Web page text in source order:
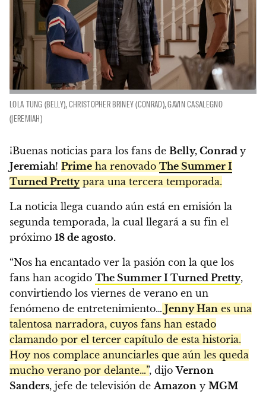
LOLA TUNG (BELLY), CHRISTOPHER BRINEY (CONRAD), GAVIN CASALEGNO
(JEREMIAH)
¡Buenas noticias para los fans de Belly, Conrad y
Jeremiah! Prime ha renovado The Summer I
Turned Prettypara una tercera temporada.
La noticia llega cuando aún está en emisión la
segunda temporada, la cual llegará a su fin el
próximo 18 de agosto.
“Nos ha encantado ver la pasión con la que los
fans han acogido The Summer I Turned Pretty,
convirtiendo los viernes de verano en un
fenómeno de entretenimiento… Jenny Han es una
talentosa narradora, cuyos fans han estado
clamando por el tercer capítulo de esta historia.
Hoy nos complace anunciarles que aún les queda
mucho verano por delante…”, dijoVernon
Sanders, jefe de televisión de Amazon y MGM